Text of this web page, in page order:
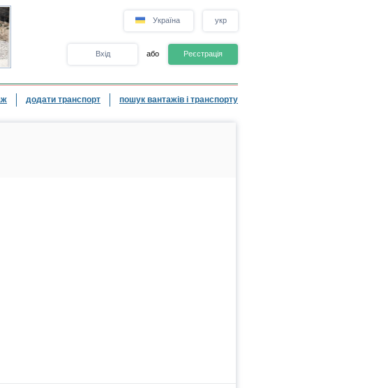
Україна укр
Вхід або Реєстрація
додати транспорт пошук вантажів і транспорту